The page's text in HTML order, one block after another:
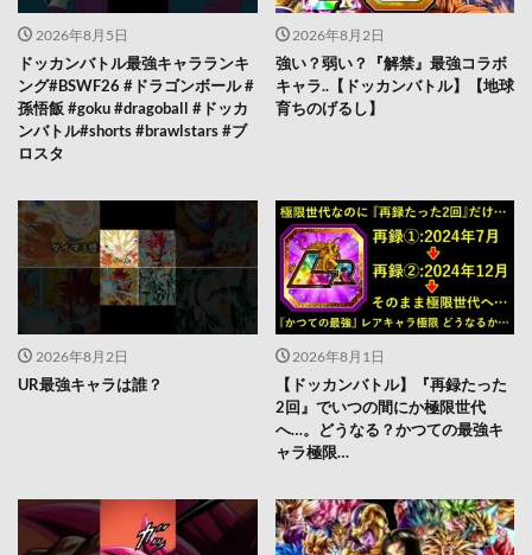
2026年8月5日
ドッカンバトル最強キャラランキ
ング#BSWF26 #ドラゴンボール #
孫悟飯 #goku #dragoball #ドッカ
ンバトル#shorts #brawlstars #ブ
ロスタ
2026年8月2日
強い？弱い？『解禁』最強コラボ
キャラ..【ドッカンバトル】【地球
育ちのげるし】
2026年8月2日
UR最強キャラは誰？
2026年8月1日
【ドッカンバトル】『再録たった
2回』でいつの間にか極限世代
へ…。どうなる？かつての最強キ
ャラ極限…